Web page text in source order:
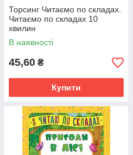
Торсинг Читаємо по складах.
Читаємо по складах 10
хвилин
В наявності
45,60 ₴
Купити